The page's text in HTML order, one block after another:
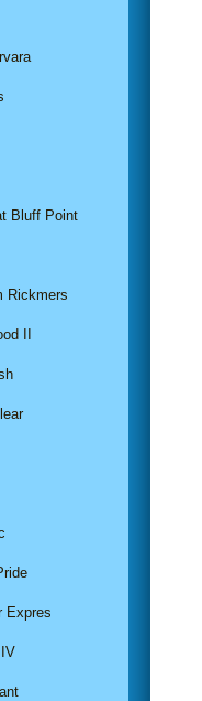
Bluff Point
Rickmers
II
Expres